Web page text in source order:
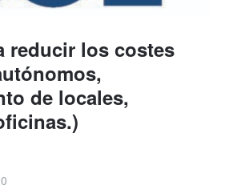
reducir los costes
de locales,